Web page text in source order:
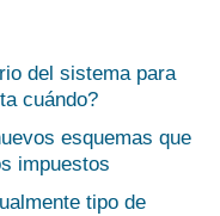
del sistema para
cuándo?
esquemas que
impuestos
tipo de